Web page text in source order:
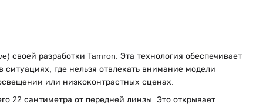
своей разработки Tamron. Эта технология обеспечивает
где нельзя отвлекать внимание модели
или низкоконтрастных сценах.
22 сантиметра от передней линзы. Это открывает